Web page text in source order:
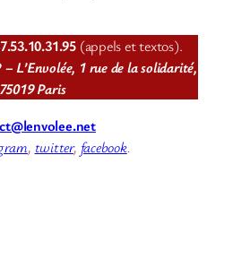
(appels et textos).
L’Envolée, 1 rue de la solidarité,
75019 Paris
, twitter, facebook.